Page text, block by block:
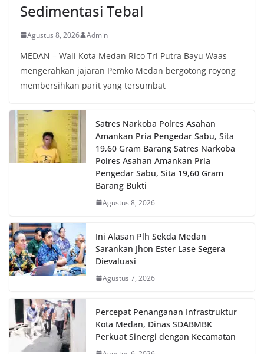
Sedimentasi Tebal
Agustus 8, 2026 Admin
MEDAN – Wali Kota Medan Rico Tri Putra Bayu Waas
mengerahkan jajaran Pemko Medan bergotong royong
membersihkan parit yang tersumbat
Satres Narkoba Polres Asahan
Amankan Pria Pengedar Sabu, Sita
19,60 Gram Barang Satres Narkoba
Polres Asahan Amankan Pria
Pengedar Sabu, Sita 19,60 Gram
Barang Bukti
Agustus 8, 2026
Ini Alasan Plh Sekda Medan
Sarankan Jhon Ester Lase Segera
Dievaluasi
Agustus 7, 2026
Percepat Penanganan Infrastruktur
Kota Medan, Dinas SDABMBK
Perkuat Sinergi dengan Kecamatan